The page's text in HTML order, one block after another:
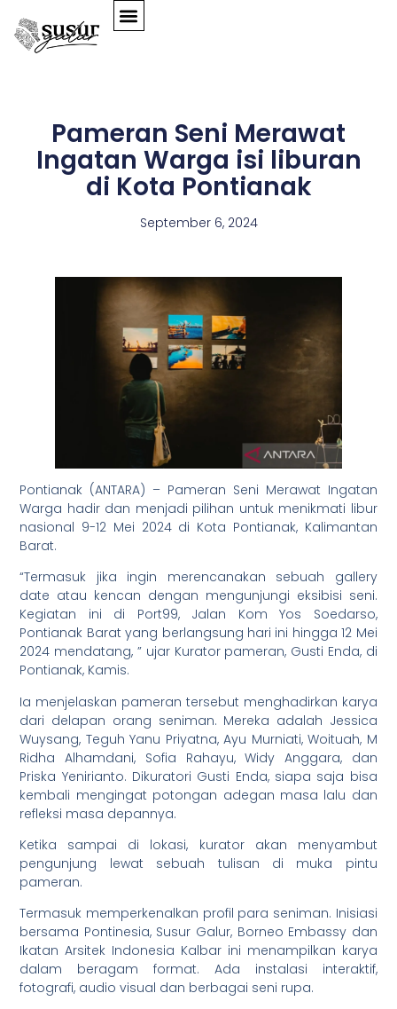
Pameran Seni Merawat
Ingatan Warga isi liburan
di Kota Pontianak
September 6, 2024
Pontianak (ANTARA) – Pameran Seni Merawat Ingatan
Warga hadir dan menjadi pilihan untuk menikmati libur
nasional 9-12 Mei 2024 di Kota Pontianak, Kalimantan
Barat.
“Termasuk jika ingin merencanakan sebuah gallery
date atau kencan dengan mengunjungi eksibisi seni.
Kegiatan ini di Port99, Jalan Kom Yos Soedarso,
Pontianak Barat yang berlangsung hari ini hingga 12 Mei
2024 mendatang, ” ujar Kurator pameran, Gusti Enda, di
Pontianak, Kamis.
Ia menjelaskan pameran tersebut menghadirkan karya
dari delapan orang seniman. Mereka adalah Jessica
Wuysang, Teguh Yanu Priyatna, Ayu Murniati, Woituah, M
Ridha Alhamdani, Sofia Rahayu, Widy Anggara, dan
Priska Yenirianto. Dikuratori Gusti Enda, siapa saja bisa
kembali mengingat potongan adegan masa lalu dan
refleksi masa depannya.
Ketika sampai di lokasi, kurator akan menyambut
pengunjung lewat sebuah tulisan di muka pintu
pameran.
Termasuk memperkenalkan profil para seniman. Inisiasi
bersama Pontinesia, Susur Galur, Borneo Embassy dan
Ikatan Arsitek Indonesia Kalbar ini menampilkan karya
dalam beragam format. Ada instalasi interaktif,
fotografi, audio visual dan berbagai seni rupa.